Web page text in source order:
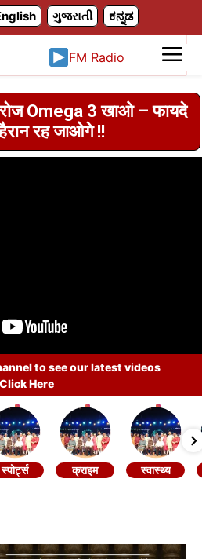
ગુજરાતી ಕನ್ನಡ
FM Radio
Omega 3 खाओ – फायदे
रह जाओगे !!
to see our latest videos
Click Here
स्पोर्ट्स क्राइम स्वास्थ्य